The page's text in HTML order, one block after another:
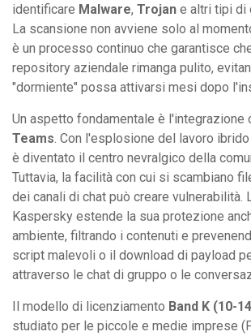
identificare Malware, Trojan e altri tipi di
La scansione non avviene solo al
è un processo continuo che garantisce
repository aziendale rimanga pulito,
"dormiente" possa attivarsi mesi dopo
Un aspetto fondamentale è l'integrazione
Teams. Con l'esplosione del lavoro
è diventato il centro nevralgico della
Tuttavia, la facilità con cui si scambiano
dei canali di chat può creare vulnerabilità.
Kaspersky estende la sua protezione
ambiente, filtrando i contenuti e
script malevoli o il download di payload
attraverso le chat di gruppo o le
Il modello di licenziamento Band K (10-
studiato per le piccole e medie imprese